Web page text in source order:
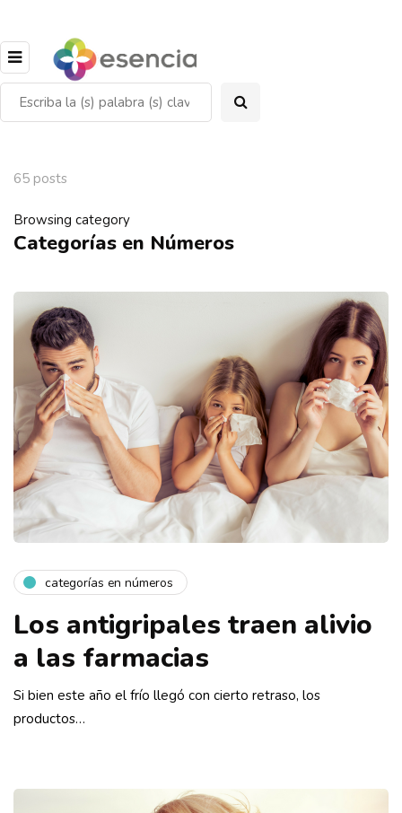
65 posts
Browsing category
Categorías en Números
categorías en números
Los antigripales traen alivio
a las farmacias
Si bien este año el frío llegó con cierto retraso, los
productos…